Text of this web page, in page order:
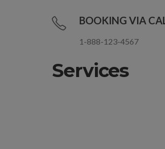
BOOKING VIA
1-888-123-4567
Services